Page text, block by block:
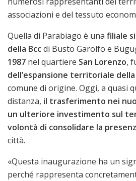
associazioni e del tessuto
Quella di Parabiago è una filiale
della Bccdi Busto Garolfo e
1987 nel quartiere San Lorenzo,
dell’espansione territoriale della
comune di origine. Oggi, a quasi
distanza, il trasferimento nei
un ulteriore investimento sul
volontà di consolidare la
città.
«Questa inaugurazione ha un
perché rappresenta